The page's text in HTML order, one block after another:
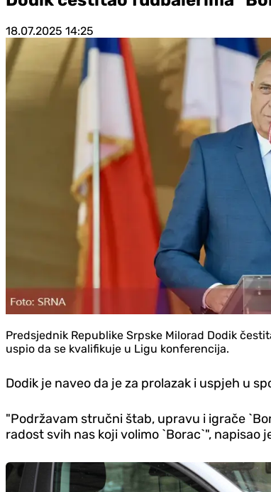
18.07.2025 14:25
Predsjednik Republike Srpske Milorad Dodik
uspio da se kvalifikuje u Ligu konferencija.
Dodik je naveo da je za prolazak i uspjeh u
"Podržavam stručni štab, upravu i igrače
radost svih nas koji volimo `Borac`", napisao